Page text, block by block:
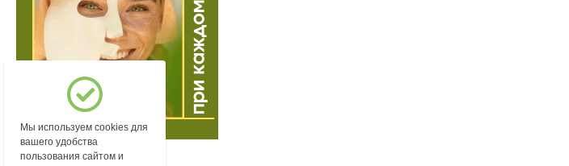
Мы используем cookies для
вашего удобства
пользования сайтом и